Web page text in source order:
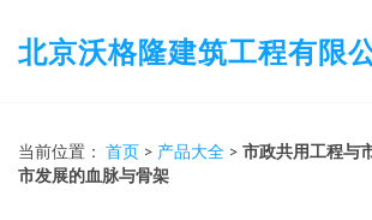
北京沃格隆建筑工程有限
当前位置： 首页 > 产品大全 > 市政共用工程与
市发展的血脉与骨架